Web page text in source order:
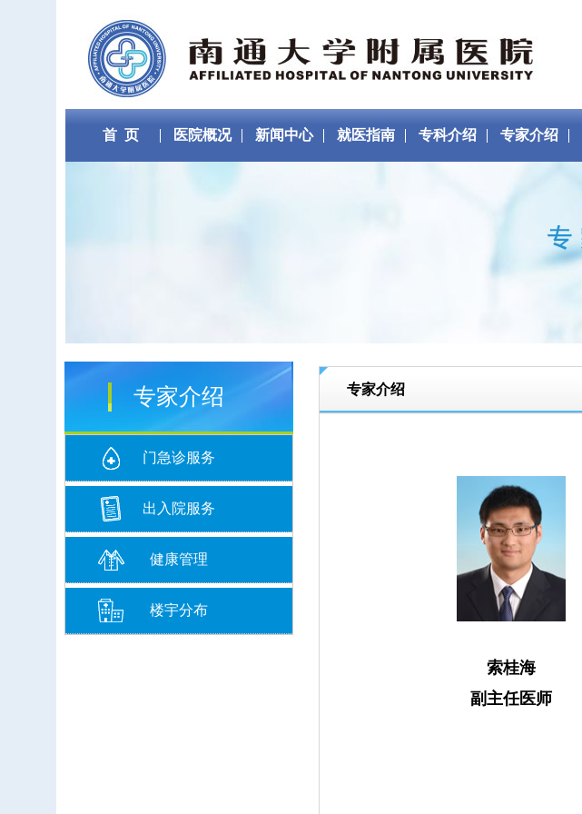
首 页 医院概况 新闻中心 就医指南 专科介绍 专家介绍
专家介绍
门急诊服务
出入院服务
健康管理
楼宇分布
专家介绍
索桂海
副主任医师